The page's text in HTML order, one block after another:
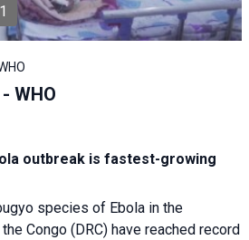
1
WHO
outbreak is fastest-growing
species of Ebola in the
Congo (DRC) have reached record